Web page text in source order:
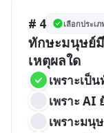
# 4 เลือกประเภ
ทักษะมนุษย์
เหตุผลใด
เพราะเป็
เพราะ AI
เพราะมนุ